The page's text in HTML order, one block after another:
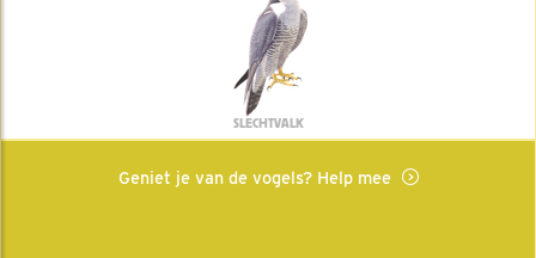
SLECHTVALK
Geniet je van de vogels? Help mee